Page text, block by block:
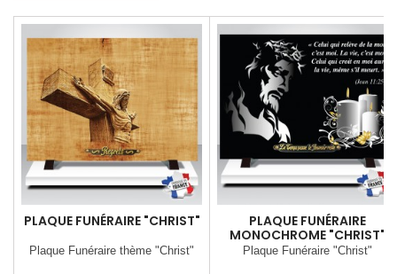
PLAQUE FUNÉRAIRE "CHRIST"
Plaque Funéraire thème "Christ"
PLAQUE FUNÉRAIRE
MONOCHROME "CHRIST"
Plaque Funéraire "Christ"